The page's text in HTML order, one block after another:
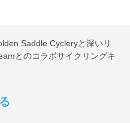
Saddle Cycleryと深いリ
とのコラボサイクリングキ